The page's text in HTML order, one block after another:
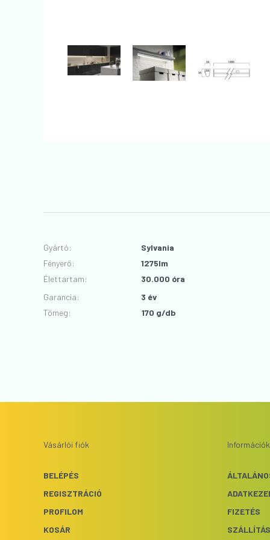
Gyártó:
Sylvania
Fényerő:
1275lm
Élettartam:
30.000 óra
Garancia:
3 év
Tömeg:
170 g/db
Vásárlói fiók
BELÉPÉS
REGISZTRÁCIÓ
PROFILOM
KOSÁR
Információk
FIZETÉS
SZÁLLÍTÁS